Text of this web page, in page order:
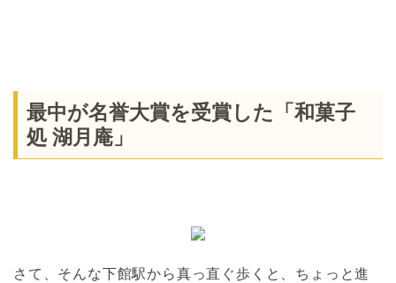
最中が名誉大賞を受賞した「和菓子
処 湖月庵」
さて、そんな下館駅から真っ直ぐ歩くと、ちょっと進